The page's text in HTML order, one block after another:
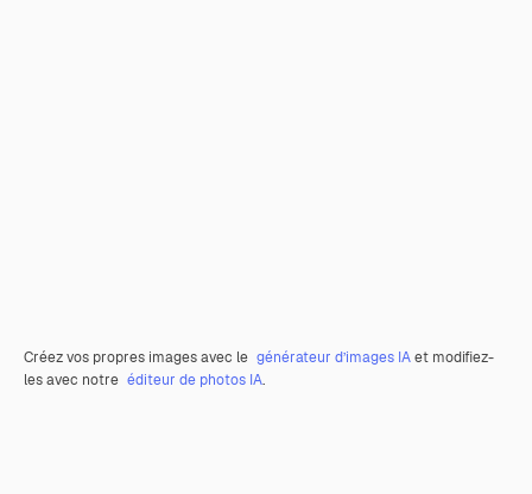
Créez vos propres images avec le générateur d’images IAet modifiez-
les avec notre éditeur de photos IA.